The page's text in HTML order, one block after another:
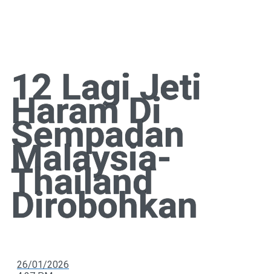
12 Lagi Jeti
Haram Di
Sempadan
Malaysia-
Thailand
Dirobohkan
26/01/2026